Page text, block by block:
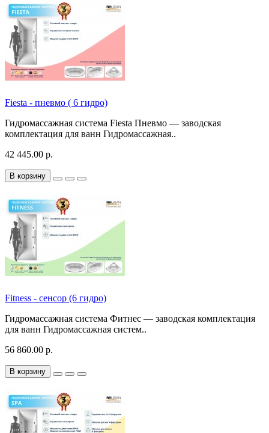
Fiesta - пневмо ( 6 гидро)
Гидромассажная система Fiesta Пневмо — заводская
комплектация для ванн Гидромассажная..
42 445.00 р.
В корзину
Fitness - сенсор (6 гидро)
Гидромассажная система Фитнес — заводская комплектация
для ванн Гидромассажная систем..
56 860.00 р.
В корзину